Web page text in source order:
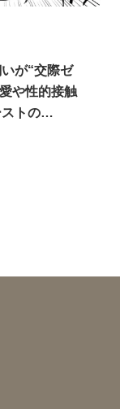
が“交際ゼ
や性的接触
トの…